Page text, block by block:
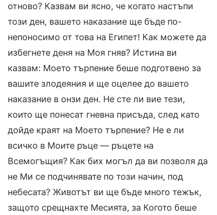
отново? Казвам ви ясно, че когато настъпи
този ден, вашето наказание ще бъде по-
непоносимо от това на Египет! Как можете да
избегнете деня на Моя гняв? Истина ви
казвам: Моето търпение беше подготвено за
вашите злодеяния и ще оцелее до вашето
наказание в онзи ден. Не сте ли вие тези,
които ще понесат гневна присъда, след като
дойде краят на Моето търпение? Не е ли
всичко в Моите ръце — ръцете на
Всемогъщия? Как бих могъл да ви позволя да
не Ми се подчинявате по този начин, под
небесата? Животът ви ще бъде много тежък,
защото срещнахте Месията, за Когото беше